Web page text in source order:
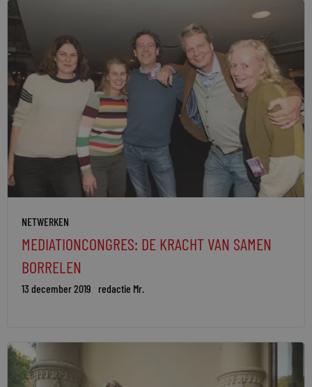
NETWERKEN
MEDIATIONCONGRES: DE KRACHT VAN SAMEN
BORRELEN
13 december 2019 redactie Mr.